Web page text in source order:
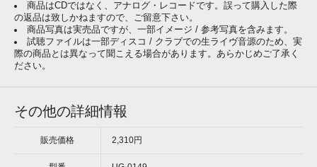
商品はCDではなく、アナログ・レコードです。誤って購入した際
の返品は致しかねますので、ご留意下さい。
商品写真は実売品ですが、一部イメージ / 参考写真を含みます。
試聴ファイルは一部ディスコ / クラブでの生ライヴ音源のため、実
際の商品とは異なって聞こえる場合があります。あらかじめご了承く
ださい。
その他の詳細情報
販売価格 2,310円